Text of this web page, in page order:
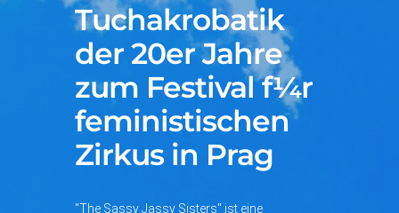
Tuchakrobatik
der 20er Jahre
zum Festival f¼r
feministischen
Zirkus in Prag
"The Sassy Jassy Sisters" ist eine